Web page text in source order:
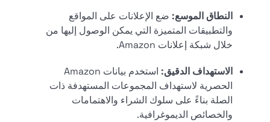
النطاق الموسع: ضع الإعلانات على المواقع
والتطبيقات المتميزة التي يمكن الوصول إليها من
خلال شبكة إعلانات Amazon.
الاستهداف الدقيق:
استخدم بيانات Amazon
الحصرية لاستهداف المجموعات المستهدفة ذات
الصلة بناءً على سلوك الشراء والاهتمامات
والخصائص الديموغرافية.